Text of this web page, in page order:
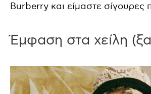
Burberry και είμαστε
Έμφαση στα χείλη